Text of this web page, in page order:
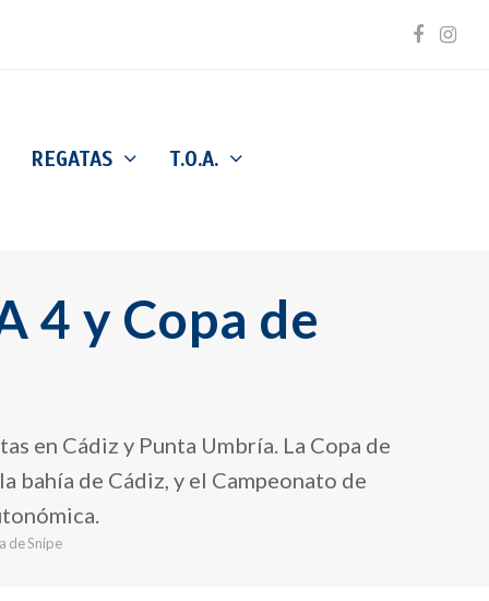
REGATAS T.O.A.
4 y Copa de
en Cádiz y Punta Umbría. La Copa de
bahía de Cádiz, y el Campeonato de
de Snipe